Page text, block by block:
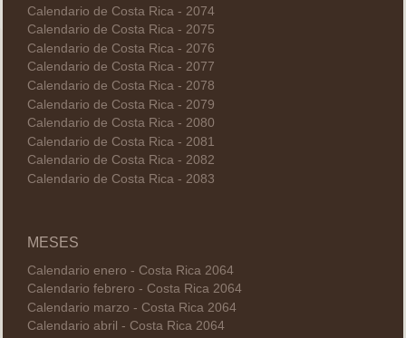
Calendario de Costa Rica - 2074
Calendario de Costa Rica - 2075
Calendario de Costa Rica - 2076
Calendario de Costa Rica - 2077
Calendario de Costa Rica - 2078
Calendario de Costa Rica - 2079
Calendario de Costa Rica - 2080
Calendario de Costa Rica - 2081
Calendario de Costa Rica - 2082
Calendario de Costa Rica - 2083
MESES
Calendario enero - Costa Rica 2064
Calendario febrero - Costa Rica 2064
Calendario marzo - Costa Rica 2064
Calendario abril - Costa Rica 2064